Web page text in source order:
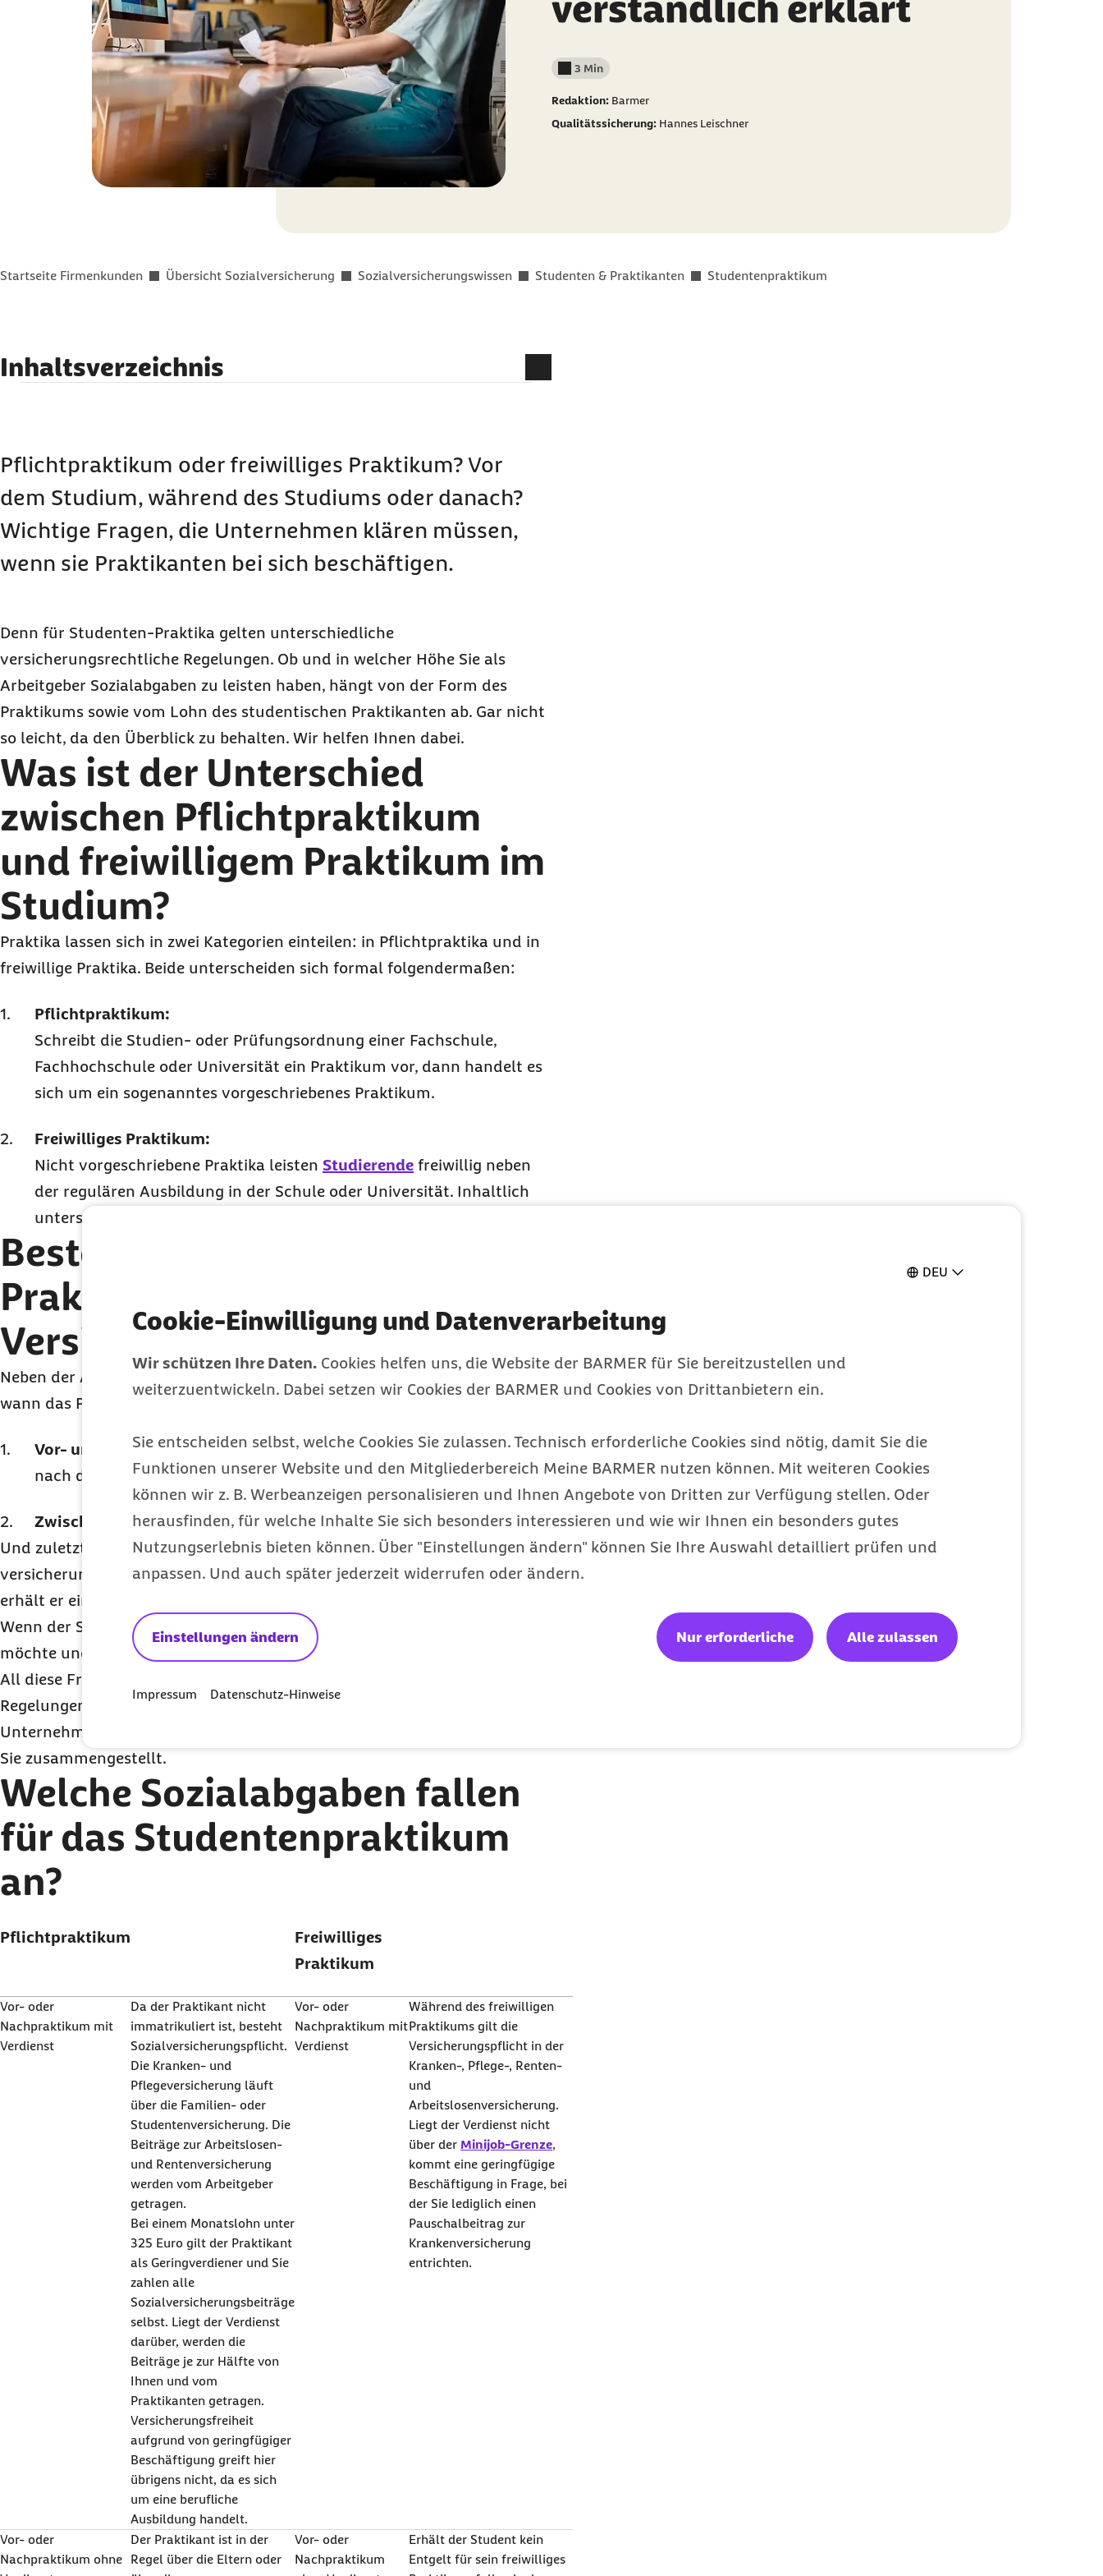
DEU
Cookie-Einwilligung und Datenverarbeitung
Wir schützen Ihre Daten. Cookies helfen uns, die Website der BARMER für Sie bereitzustellen und
weiterzuentwickeln. Dabei setzen wir Cookies der BARMER und Cookies von Drittanbietern ein.
Sie entscheiden selbst, welche Cookies Sie zulassen. Technisch erforderliche Cookies sind nötig, damit Sie die
Funktionen unserer Website und den Mitgliederbereich Meine BARMER nutzen können. Mit weiteren Cookies
können wir z. B. Werbeanzeigen personalisieren und Ihnen Angebote von Dritten zur Verfügung stellen. Oder
herausfinden, für welche Inhalte Sie sich besonders interessieren und wie wir Ihnen ein besonders gutes
Nutzungserlebnis bieten können. Über "Einstellungen ändern" können Sie Ihre Auswahl detailliert prüfen und
anpassen. Und auch später jederzeit widerrufen oder ändern.
Einstellungen ändern Nur erforderliche Alle zulassen
Impressum Datenschutz-Hinweise
Lesedauer weniger als
3 Min
Redaktion: Barmer
Qualitätssicherung: Hannes Leischner
Sie befinden sich hier:
Startseite Firmenkunden Übersicht Sozialversicherung Sozialversicherungswissen Studenten & Praktikanten Studentenpraktikum
Inhaltsverzeichnis
Welche Sozialabgaben fallen für das Studentenpraktikum an?
Pflichtpraktikum oder freiwilliges Praktikum? Vor
dem Studium, während des Studiums oder danach?
Wichtige Fragen, die Unternehmen klären müssen,
wenn sie Praktikanten bei sich beschäftigen.
Denn für Studenten-Praktika gelten unterschiedliche
versicherungsrechtliche Regelungen. Ob und in welcher Höhe Sie als
Arbeitgeber Sozialabgaben zu leisten haben, hängt von der Form des
Praktikums sowie vom Lohn des studentischen Praktikanten ab. Gar nicht
so leicht, da den Überblick zu behalten. Wir helfen Ihnen dabei.
Was ist der Unterschied
zwischen Pflichtpraktikum
und freiwilligem Praktikum im
Studium?
Praktika lassen sich in zwei Kategorien einteilen: in Pflichtpraktika und in
freiwillige Praktika. Beide unterscheiden sich formal folgendermaßen:
Pflichtpraktikum:
Schreibt die Studien- oder Prüfungsordnung einer Fachschule,
Fachhochschule oder Universität ein Praktikum vor, dann handelt es
sich um ein sogenanntes vorgeschriebenes Praktikum.
Freiwilliges Praktikum:
Nicht vorgeschriebene Praktika leisten Studierende freiwillig neben
der regulären Ausbildung in der Schule oder Universität. Inhaltlich
unterscheiden sie sich allerdings kaum von den Pflichtpraktika.
Besteht für das studentische
Praktikum eine
Versicherungspflicht?
Neben der Art des Praktikums hängt der Versicherungsstatus davon ab,
wann das Praktikum geleistet wird. Man unterscheidet:
Vor- und Nachpraktikum:Findet entweder vor dem Studium oder
nach dem Studium statt.
Zwischenpraktikum:Wird während des Studiums absolviert.
Und zuletzt spielt die Entlohnung des Praktikanten eine Rolle für die
versicherungsrechtliche Einordnung. Arbeitet er unentgeltlich? Oder
erhält er einen Lohn? Falls ja: Wie hoch ist dieser?
Wenn der Studierende nur einen Einblick in die Betriebsabläufe erhalten
möchte und nicht aktiv mitarbeitet, handelt es sich um eine
All diese Fragen entscheiden über die sozialversicherungsrechtlichen
Regelungen bei der Beschäftigung von Praktikanten in Ihrem
Unternehmen. Wir haben alle Regelungen übersichtlich in einer Tabelle für
Sie zusammengestellt.
Welche Sozialabgaben fallen
für das Studentenpraktikum
an?
Pflichtpraktikum
Freiwilliges
Praktikum
Vor- oder
Nachpraktikum mit
Verdienst
Da der Praktikant nicht
immatrikuliert ist, besteht
Sozialversicherungspflicht.
Die Kranken- und
Pflegeversicherung läuft
über die Familien- oder
Studentenversicherung. Die
Beiträge zur Arbeitslosen-
und Rentenversicherung
werden vom Arbeitgeber
getragen.
Bei einem Monatslohn unter
325 Euro gilt der Praktikant
als Geringverdiener und Sie
zahlen alle
Sozialversicherungsbeiträge
selbst. Liegt der Verdienst
darüber, werden die
Beiträge je zur Hälfte von
Ihnen und vom
Praktikanten getragen.
Versicherungsfreiheit
aufgrund von geringfügiger
Beschäftigung greift hier
übrigens nicht, da es sich
um eine berufliche
Ausbildung handelt.
Vor- oder
Nachpraktikum mit
Verdienst
Während des freiwilligen
Praktikums gilt die
Versicherungspflicht in der
Kranken-, Pflege-, Renten-
und
Arbeitslosenversicherung.
Liegt der Verdienst nicht
über der Minijob-Grenze,
kommt eine geringfügige
Beschäftigung in Frage, bei
der Sie lediglich einen
Pauschalbeitrag zur
Krankenversicherung
entrichten.
Vor- oder
Nachpraktikum ohne
Der Praktikant ist in der
Regel über die Eltern oder
Vor- oder
Nachpraktikum
Erhält der Student kein
Entgelt für sein freiwilliges